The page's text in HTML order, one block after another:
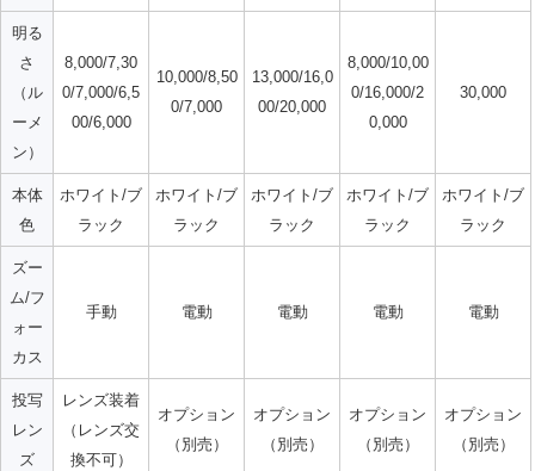
明る
さ
（ル
ーメ
ン）
8,000/7,30
0/7,000/6,5
00/6,000
10,000/8,50
0/7,000
13,000/16,0
00/20,000
8,000/10,00
0/16,000/2
0,000
30,000
本体
色
ホワイト/ブ
ラック
ホワイト/ブ
ラック
ホワイト/ブ
ラック
ホワイト/ブ
ラック
ホワイト/ブ
ラック
ズー
ム/フ
ォー
カス
手動 電動 電動 電動 電動
投写
レン
ズ
レンズ装着
（レンズ交
換不可）
オプション
（別売）
オプション
（別売）
オプション
（別売）
オプション
（別売）